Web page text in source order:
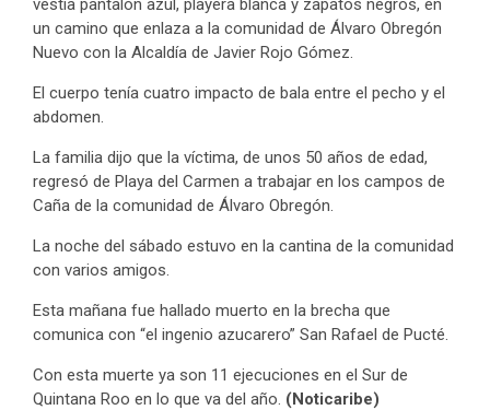
vestía pantalón azul, playera blanca y zapatos negros, en
un camino que enlaza a la comunidad de Álvaro Obregón
Nuevo con la Alcaldía de Javier Rojo Gómez.
El cuerpo tenía cuatro impacto de bala entre el pecho y el
abdomen.
La familia dijo que la víctima, de unos 50 años de edad,
regresó de Playa del Carmen a trabajar en los campos de
Caña de la comunidad de Álvaro Obregón.
La noche del sábado estuvo en la cantina de la comunidad
con varios amigos.
Esta mañana fue hallado muerto en la brecha que
comunica con “el ingenio azucarero” San Rafael de Pucté.
Con esta muerte ya son 11 ejecuciones en el Sur de
Quintana Roo en lo que va del año. (Noticaribe)